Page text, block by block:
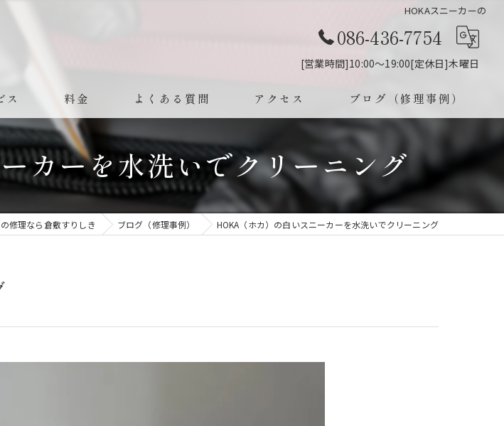
HOKAスニーカーの
086-436-7754
[営業時間]10:00～19:00[定休日]木曜日
ス 料金 よくある質問 アクセス ブログ（修理事例）
カーを水洗いでクリーニング
修理なら倉敷すりしき ブログ（修理事例） HOKA（ホカ）の白いスニーカーを水洗いでクリーニング